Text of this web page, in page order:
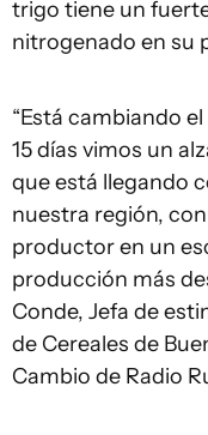
trigo tiene un
nitrogenado en su
“Está cambiando
15 días vimos un
que está llegando
nuestra región,
productor en un
producción más
Conde, Jefa de
de Cereales de
Cambio de Radio